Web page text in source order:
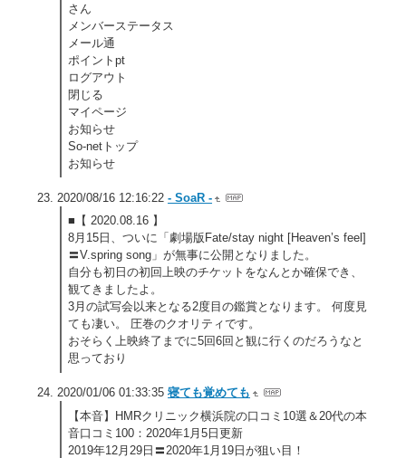
さん
メンバーステータス
メール通
ポイントpt
ログアウト
閉じる
マイページ
お知らせ
So-netトップ
お知らせ
2020/08/16 12:16:22 - SoaR -
■【 2020.08.16 】
8月15日、ついに「劇場版Fate/stay night [Heaven’s feel]
〓V.spring song」が無事に公開となりました。
自分も初日の初回上映のチケットをなんとか確保でき、
観てきましたよ。
3月の試写会以来となる2度目の鑑賞となります。 何度見
ても凄い。 圧巻のクオリティです。
おそらく上映終了までに5回6回と観に行くのだろうなと
思っており
2020/01/06 01:33:35 寝ても覚めても
【本音】HMRクリニック横浜院の口コミ10選＆20代の本
音口コミ100：2020年1月5日更新
2019年12月29日〓2020年1月19日が狙い目！